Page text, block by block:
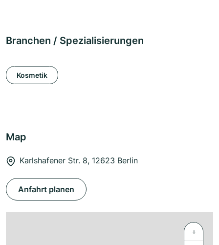
Branchen / Spezialisierungen
Kosmetik
Map
Karlshafener Str. 8, 12623 Berlin
Anfahrt planen
+